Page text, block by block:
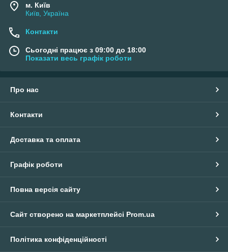
м. Київ
Київ, Україна
Контакти
Сьогодні працює з 09:00 до 18:00
Показати весь графік роботи
Про нас
Контакти
Доставка та оплата
Графік роботи
Повна версія сайту
Сайт створено на маркетплейсі Prom.ua
Політика конфіденційності